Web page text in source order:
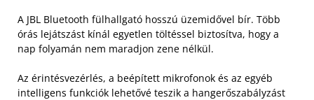
A JBL Bluetooth fülhallgató hosszú üzemidővel bír. Több
órás lejátszást kínál egyetlen töltéssel biztosítva, hogy a
nap folyamán nem maradjon zene nélkül.
Az érintésvezérlés, a beépített mikrofonok és az egyéb
intelligens funkciók lehetővé teszik a hangerőszabályzást